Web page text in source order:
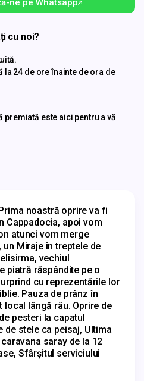
ne pe Whatsapp
cu noi?
la 24 de ore înainte de ora de
premiată este aici pentru a vă
noastră oprire va fi
Cappadocia, apoi vom
atunci vom merge
un Miraje în treptele de
vechiul
piatră răspândite pe o
cu reprezentările lor
Pauza de prânz în
local lângă râu. Oprire de
pesteri la capatul
de stele ca peisaj, Ultima
saray de la 12
Sfârşitul serviciului